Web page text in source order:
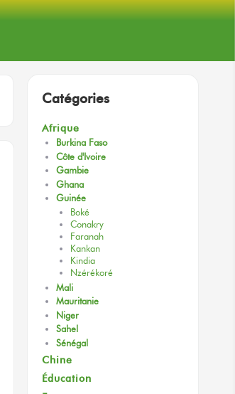
Catégories
Afrique
Burkina Faso
Côte d'Ivoire
Gambie
Ghana
Guinée
Boké
Conakry
Faranah
Kankan
Kindia
Nzérékoré
Mali
Mauritanie
Niger
Sahel
Sénégal
Chine
Éducation